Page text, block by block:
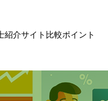
紹介サイト比較ポイント